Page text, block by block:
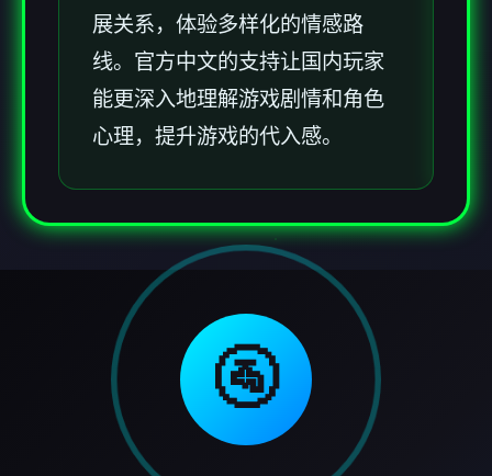
展关系，体验多样化的情感路
线。官方中文的支持让国内玩家
能更深入地理解游戏剧情和角色
心理，提升游戏的代入感。
🚰